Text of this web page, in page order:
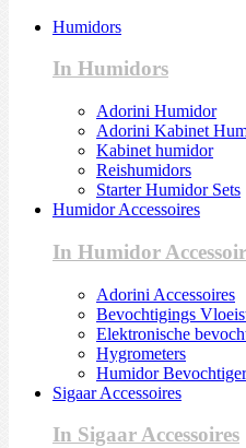
Humidors
In Humidors
Adorini Humidor
Adorini Kabinet
Kabinet humidor
Reishumidors
Starter Humidor Sets
Humidor Accessoires
In Humidor
Adorini Accessoires
Bevochtigings
Elektronische
Hygrometers
Humidor
Sigaar Accessoires
In Sigaar Accessoires